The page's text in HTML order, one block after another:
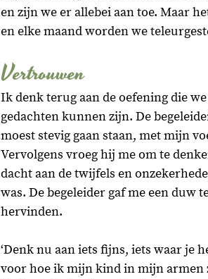
en zijn we er allebei aan toe. Maar
en elke maand worden we
Vertrouwen
Ik denk terug aan de oefening die
gedachten kunnen zijn. De
moest stevig gaan staan, met mijn
Vervolgens vroeg hij me om te
dacht aan de twijfels en
was. De begeleider gaf me een duw
hervinden.
‘Denk nu aan iets fijns, iets waar je
voor hoe ik mijn kind in mijn armen